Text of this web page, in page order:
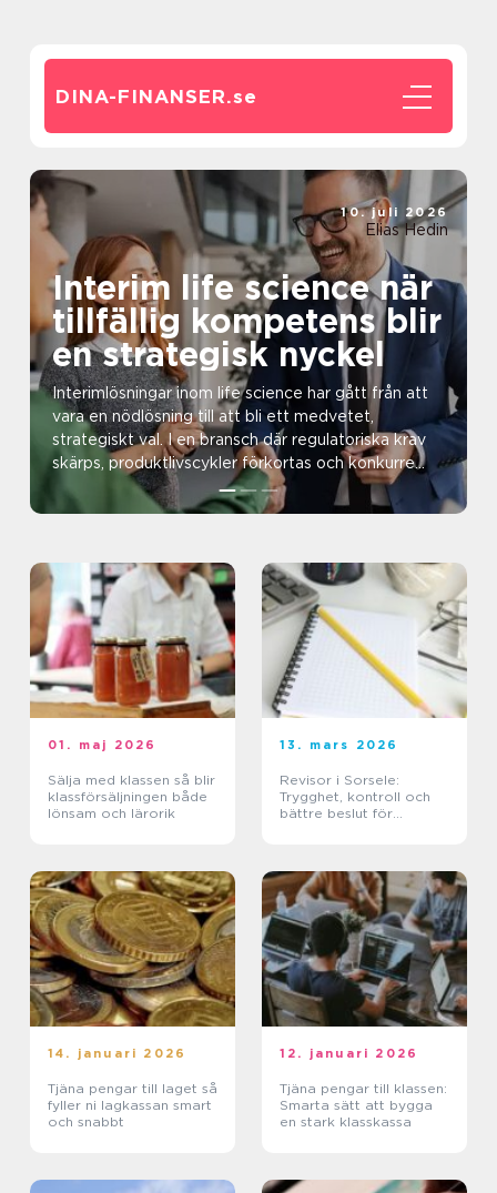
DINA-FINANSER.se
Interim life science när
tillfällig kompetens blir
en strategisk nyckel
Interimlösningar inom life science har gått från att
vara en nödlösning till att bli ett medvetet,
strategiskt val. I en bransch där regulatoriska krav
skärps, produktlivscykler förkortas och konkurre...
10. juli 2026
Elias Hedin
01. maj 2026
Sälja med klassen så blir
klassförsäljningen både
lönsam och lärorik
13. mars 2026
Revisor i Sorsele:
Trygghet, kontroll och
bättre beslut för
14. januari 2026
Tjäna pengar till laget så
fyller ni lagkassan smart
och snabbt
12. januari 2026
Tjäna pengar till klassen:
Smarta sätt att bygga
en stark klasskassa